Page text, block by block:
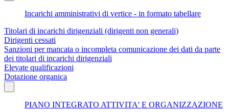
Incarichi amministrativi di vertice - in formato tabellare
Titolari di incarichi dirigenziali (dirigenti non generali)
Dirigenti cessati
Sanzioni per mancata o incompleta comunicazione dei dati da parte
dei titolari di incarichi dirigenziali
Elevate qualificazioni
Dotazione organica
PIANO INTEGRATO ATTIVITA' E ORGANIZZAZIONE